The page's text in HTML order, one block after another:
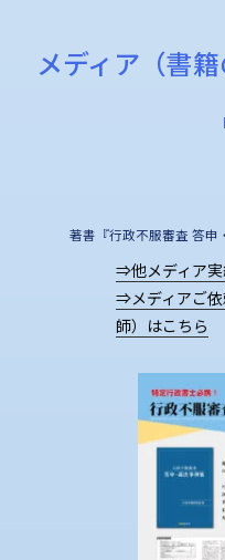
メディア（書
著書『行政不服審査 答申
⇒他メディア実
⇒メディアご
師）はこちら